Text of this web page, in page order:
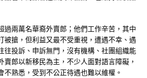
過兩萬名華裔外賣郎；他們工作辛苦，其中
被搶，但利益又最不受重視，遭遇不幸、遇
往投訴、申訴無門，沒有機構、社團組織能
賣郎以新移民為主，不少人面對語言障礙，
不熟悉，受到不公正待遇也難以維權。